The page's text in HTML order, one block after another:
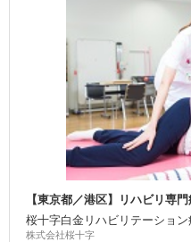
【東京都／港区】リハビリ専
桜十字白金リハビリテーション
株式会社桜十字